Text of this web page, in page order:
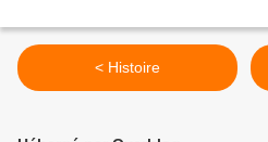
< Histoire